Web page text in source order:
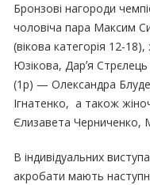
Бронзові нагороди
чоловіча пара Максим
(вікова категорія 12-
Юзікова, Дарʼя
(1р) — Олександра
Ігнатенко, а також
Єлизавета Черниченко,
В індивідуальних
акробати мають